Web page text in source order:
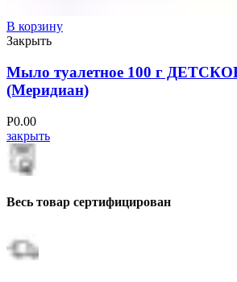
В корзину
Закрыть
Мыло туалетное 100 г
(Меридиан)
Р0.00
закрыть
Весь товар сертифицирован